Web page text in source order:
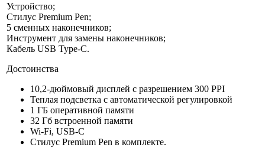
Устройство;
Стилус Premium Pen;
5 сменных наконечников;
Инструмент для замены наконечников;
Кабель USB Type-C.
Достоинства
10,2-дюймовый дисплей с разрешением 300 PPI
Теплая подсветка с автоматической регулировкой
1 ГБ оперативной памяти
32 Гб встроенной памяти
Wi-Fi, USB-C
Стилус Premium Pen в комплекте.